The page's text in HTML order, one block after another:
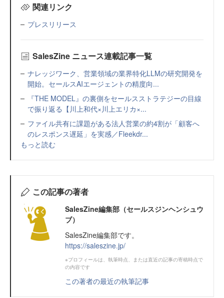
関連リンク
プレスリリース
SalesZine ニュース連載記事一覧
ナレッジワーク、営業領域の業界特化LLMの研究開発を
開始。セールスAIエージェントの精度向...
『THE MODEL』の裏側をセールスストラテジーの目線
で振り返る【川上和代×川上エリカ×...
ファイル共有に課題がある法人営業の約4割が「顧客へ
のレスポンス遅延」を実感／Fleekdr...
もっと読む
この記事の著者
SalesZine編集部（セールスジンヘンシュウ
ブ）
SalesZine編集部です。
https://saleszine.jp/
※プロフィールは、執筆時点、または直近の記事の寄稿時点で
の内容です
この著者の最近の執筆記事